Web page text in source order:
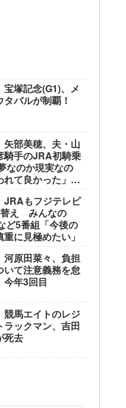
宝塚記念(G1)、メ
タバルが制覇！
矢部美穂、夫・山
騎手のJRA初騎乗
なのか現実なの
れて良かった」
JRAもフジテレビ
え みんなの
ど5番組「今後の
に見極めたい」
河原田菜々、負担
いて注意義務を怠
年3回目
競馬エイトのレジ
ラックマン、吉田
死去